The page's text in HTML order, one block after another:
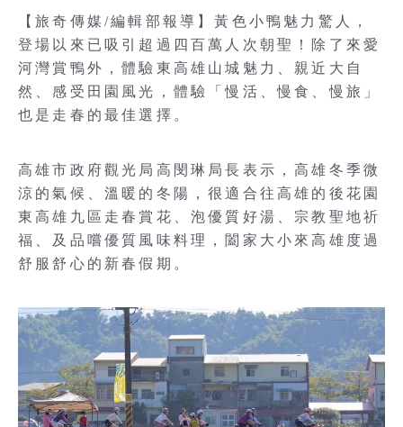
【旅奇傳媒/編輯部報導】黃色小鴨魅力驚人，
登場以來已吸引超過四百萬人次朝聖！除了來愛
河灣賞鴨外，體驗東高雄山城魅力、親近大自
然、感受田園風光，體驗「慢活、慢食、慢旅」
也是走春的最佳選擇。
高雄市政府觀光局高閔琳局長表示，高雄冬季微
涼的氣候、溫暖的冬陽，很適合往高雄的後花園
東高雄九區走春賞花、泡優質好湯、宗教聖地祈
福、及品嚐優質風味料理，闔家大小來高雄度過
舒服舒心的新春假期。